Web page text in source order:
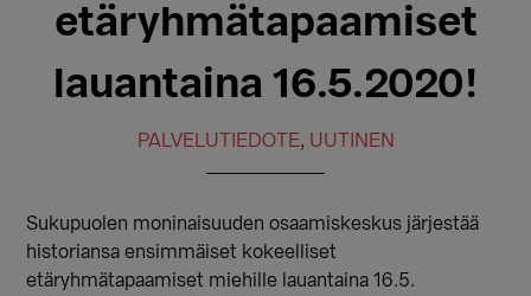
etäryhmätapaamiset
lauantaina 16.5.2020!
PALVELUTIEDOTE, UUTINEN
Sukupuolen moninaisuuden osaamiskeskus järjestää
historiansa ensimmäiset kokeelliset
etäryhmätapaamiset miehille lauantaina 16.5.